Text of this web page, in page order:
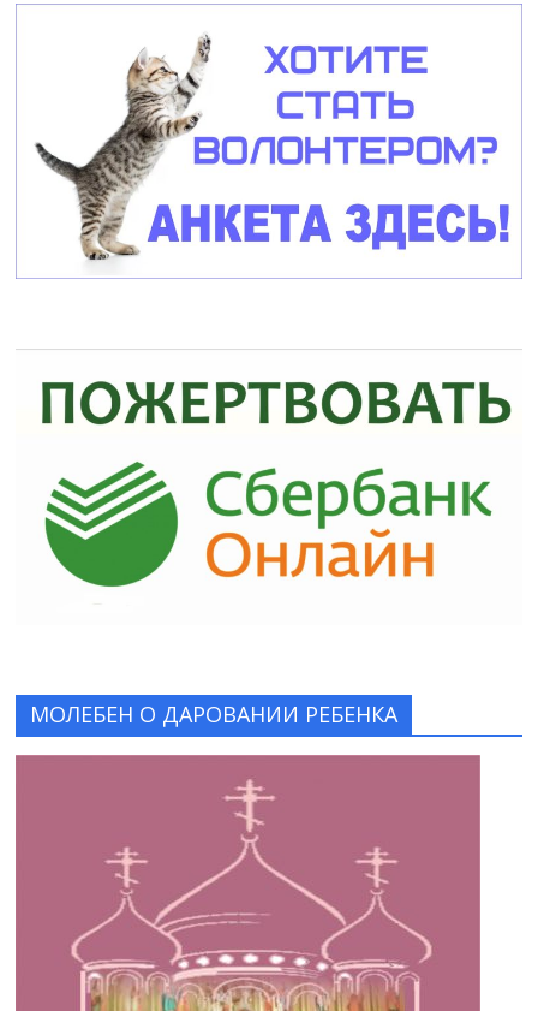
МОЛЕБЕН О ДАРОВАНИИ РЕБЕНКА